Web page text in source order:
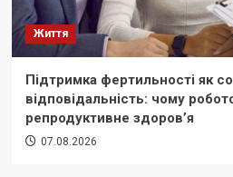
Життя
Підтримка фертильності як
відповідальність: чому
репродуктивне здоров’я
07.08.2026